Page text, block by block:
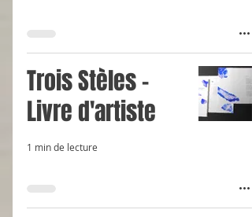
Trois Stèles -
Livre d'artiste
1 min de lecture